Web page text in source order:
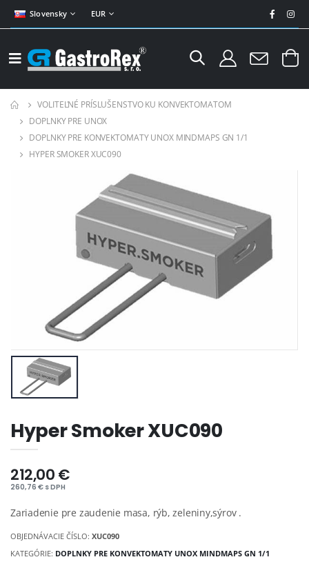
Slovensky EUR
VOLITEĽNÉ PRÍSLUŠENSTVO KU KONVEKTOMATOM
DOPLNKY PRE UNOX
DOPLNKY PRE KONVEKTOMATY UNOX MINDMAPS GN 1/1
HYPER SMOKER XUC090
Hyper Smoker XUC090
212,00 €
260,76 € s DPH
Zariadenie pre zaudenie masa, rýb, zeleniny,sýrov .
OBJEDNÁVACIE ČÍSLO:XUC090
KATEGÓRIE: DOPLNKY PRE KONVEKTOMATY UNOX MINDMAPS GN 1/1